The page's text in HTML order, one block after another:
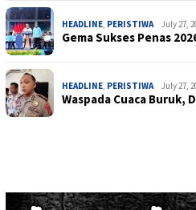
HEADLINE, PERISTIWA July 27,
Gema Sukses Penas
HEADLINE, PERISTIWA July 27,
Waspada Cuaca